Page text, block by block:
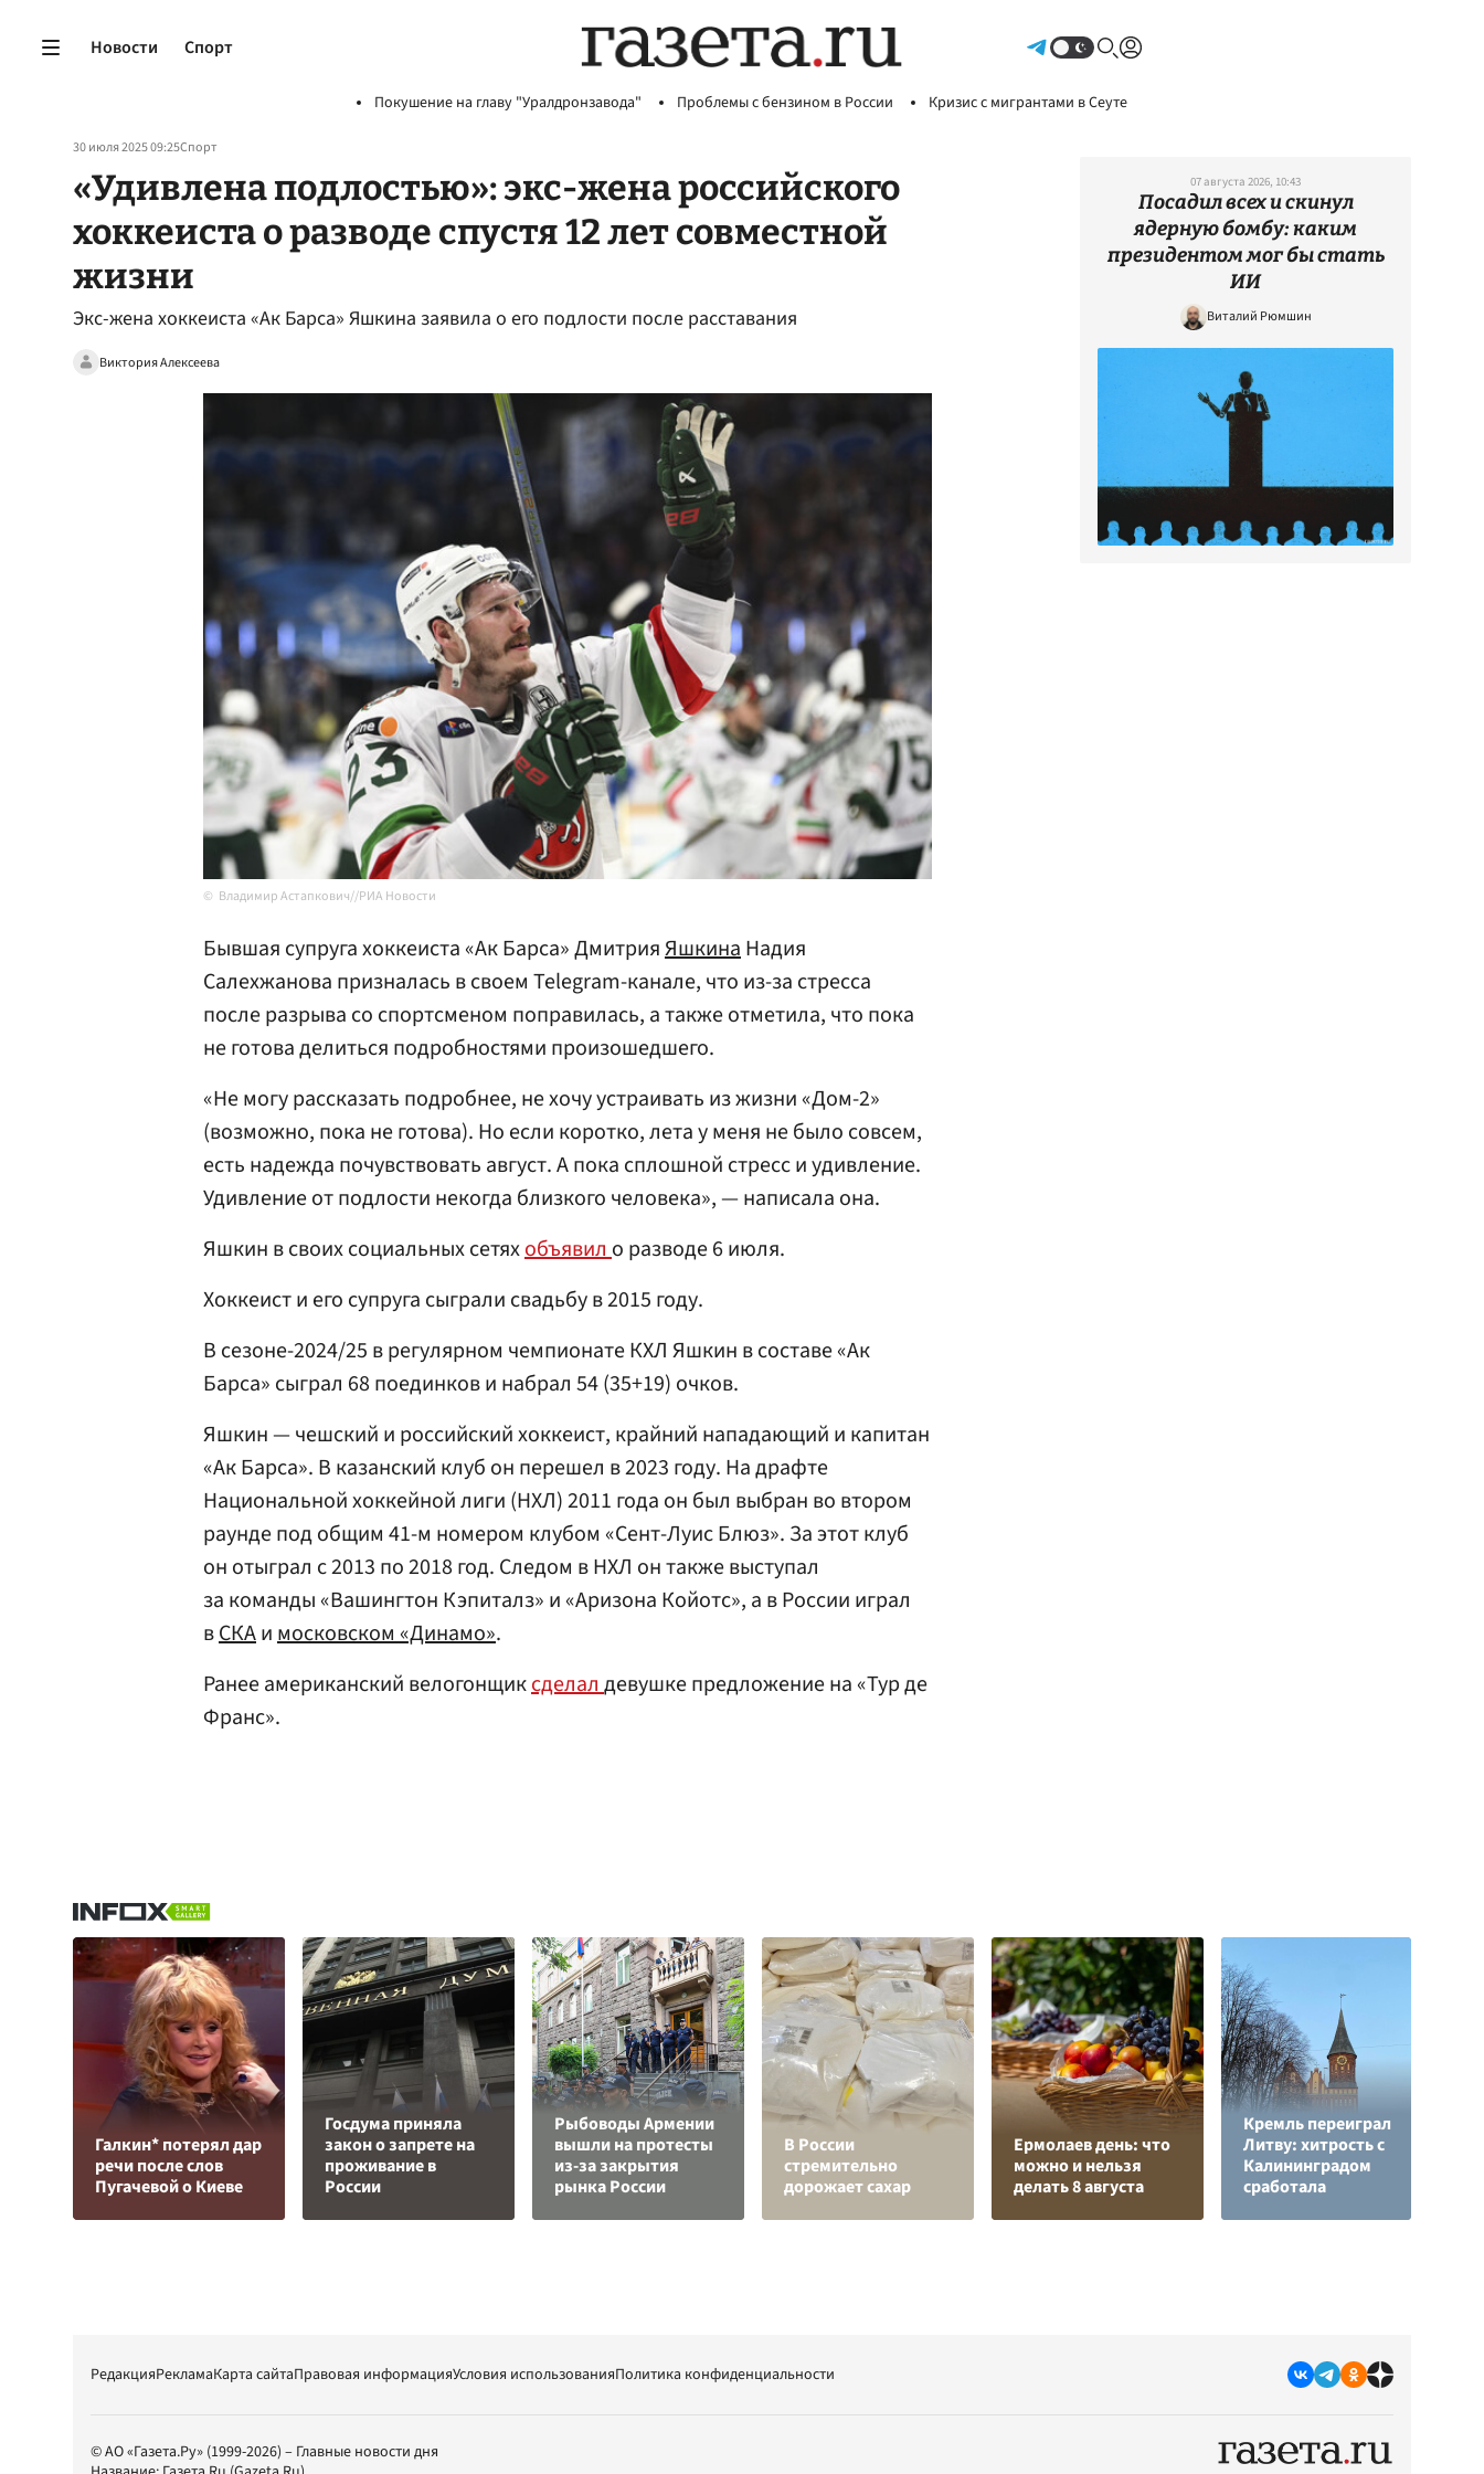
Новости Спорт
Покушение на главу "Уралдронзавода" Проблемы с бензином в России Кризис с мигрантами в Сеуте
30 июля 2025 09:25Спорт
«Удивлена подлостью»: экс-жена российского
хоккеиста о разводе спустя 12 лет совместной
жизни
Экс-жена хоккеиста «Ак Барса» Яшкина заявила о его подлости после расставания
Виктория Алексеева
Владимир Астапкович//РИА Новости
Бывшая супруга хоккеиста «Ак Барса» ДмитрияЯшкинаНадия
Салехжанова призналась в своем Telegram-канале, что из-за стресса
после разрыва со спортсменом поправилась, а также отметила, что пока
не готова делиться подробностями произошедшего.
«Не могу рассказать подробнее, не хочу устраивать из жизни «Дом-2»
(возможно, пока не готова). Но если коротко, лета у меня не было совсем,
есть надежда почувствовать август. А пока сплошной стресс и удивление.
Удивление от подлости некогда близкого человека», — написала она.
Яшкин в своих социальных сетяхобъявило разводе 6 июля.
Хоккеист и его супруга сыграли свадьбу в 2015 году.
В сезоне-2024/25 в регулярном чемпионате КХЛ Яшкин в составе «Ак
Барса» сыграл 68 поединков и набрал 54 (35+19) очков.
Яшкин — чешский и российский хоккеист, крайний нападающий и капитан
«Ак Барса». В казанский клуб он перешел в 2023 году. На драфте
Национальной хоккейной лиги (НХЛ) 2011 года он был выбран во втором
раунде под общим 41-м номером клубом «Сент-Луис Блюз». За этот клуб
он отыграл с 2013 по 2018 год. Следом в НХЛ он также выступал
за команды «Вашингтон Кэпиталз» и «Аризона Койотс», а в России играл
вСКАимосковском «Динамо».
Ранее американский велогонщиксделалдевушке предложение на «Тур де
Франс».
07 августа 2026, 10:43
Посадил всех и скинул
ядерную бомбу: каким
президентом мог бы стать
ИИ
Виталий Рюмшин
Галкин* потерял дар
речи после слов
Пугачевой о Киеве
Госдума приняла
закон о запрете на
проживание в
России
Рыбоводы Армении
вышли на протесты
из-за закрытия
рынка России
В России
стремительно
дорожает сахар
Ермолаев день: что
можно и нельзя
делать 8 августа
Кремль переиграл
Литву: хитрость с
Калининградом
сработала
РедакцияРекламаКарта сайтаПравовая информацияУсловия использованияПолитика конфиденциальности
© АО «Газета.Ру» (1999-2026) – Главные новости дня